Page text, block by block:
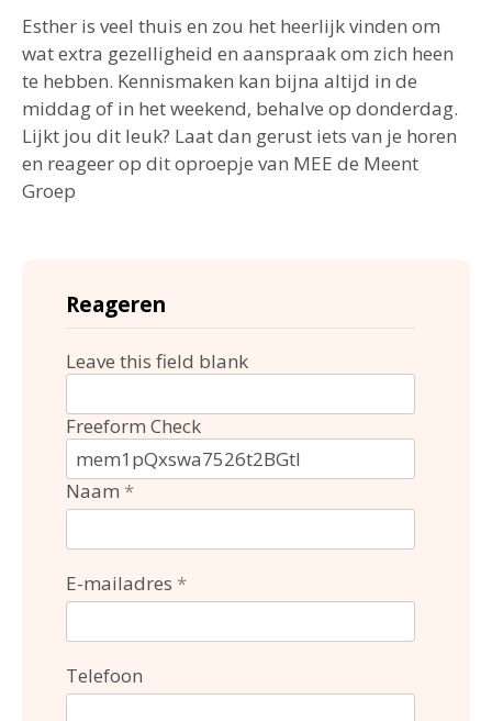
Esther is veel thuis en zou het heerlijk vinden om
wat extra gezelligheid en aanspraak om zich heen
te hebben. Kennismaken kan bijna altijd in de
middag of in het weekend, behalve op donderdag.
Lijkt jou dit leuk? Laat dan gerust iets van je horen
en reageer op dit oproepje van MEE de Meent
Groep
Reageren
Leave this field blank
Freeform Check
Naam
E-mailadres
Telefoon